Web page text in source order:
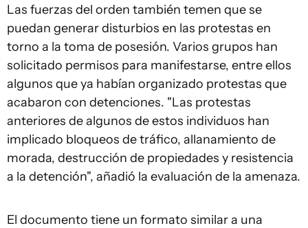
Las fuerzas del orden también temen que se
puedan generar disturbios en las protestas en
torno a la toma de posesión. Varios grupos han
solicitado permisos para manifestarse, entre ellos
algunos que ya habían organizado protestas que
acabaron con detenciones. "Las protestas
anteriores de algunos de estos individuos han
implicado bloqueos de tráfico, allanamiento de
morada, destrucción de propiedades y resistencia
a la detención", añadió la evaluación de la amenaza.
El documento tiene un formato similar a una